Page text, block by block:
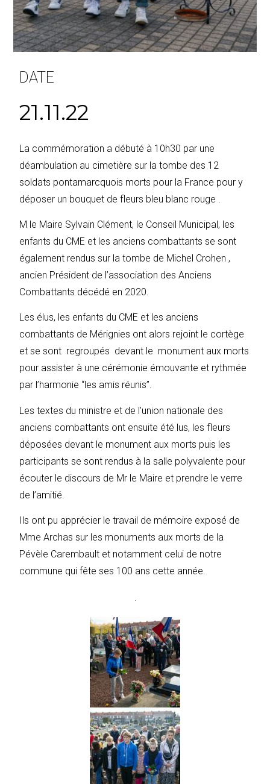
DATE
21.11.22
La commémoration a débuté à 10h30 par une
déambulation au cimetière sur la tombe des 12
soldats pontamarcquois morts pour la France pour y
déposer un bouquet de fleurs bleu blanc rouge .
M le Maire Sylvain Clément, le Conseil Municipal, les
enfants du CME et les anciens combattants se sont
également rendus sur la tombe de Michel Crohen ,
ancien Président de l’association des Anciens
Combattants décédé en 2020.
Les élus, les enfants du CME et les anciens
combattants de Mérignies ont alors rejoint le cortège
et se sont regroupés devant le monument aux morts
pour assister à une cérémonie émouvante et rythmée
par l’harmonie “les amis réunis”.
Les textes du ministre et de l’union nationale des
anciens combattants ont ensuite été lus, les fleurs
déposées devant le monument aux morts puis les
participants se sont rendus à la salle polyvalente pour
écouter le discours de Mr le Maire et prendre le verre
de l’amitié.
Ils ont pu apprécier le travail de mémoire exposé de
Mme Archas sur les monuments aux morts de la
Pévèle Carembault et notamment celui de notre
commune qui fête ses 100 ans cette année.